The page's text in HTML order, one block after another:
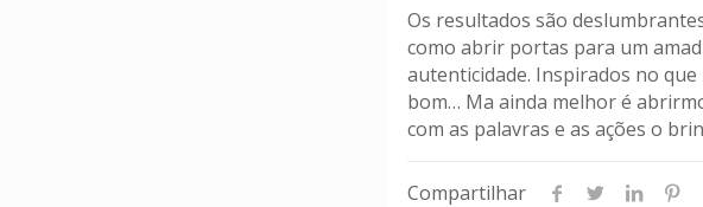
Os resultados são
como abrir portas para um
autenticidade. Inspirados no que
bom… Ma ainda melhor é
com as palavras e as ações o
Compartilhar